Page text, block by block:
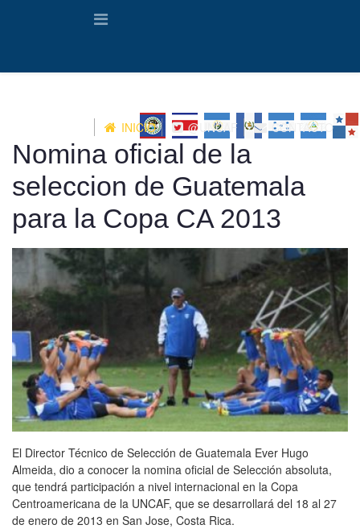
INICIO @UNCAF CONTACTO
Nomina oficial de la
seleccion de Guatemala
para la Copa CA 2013
El Director Técnico de Selección de Guatemala Ever Hugo
Almeida, dio a conocer la nomina oficial de Selección absoluta,
que tendrá participación a nivel internacional en la Copa
Centroamericana de la UNCAF, que se desarrollará del 18 al 27
de enero de 2013 en San Jose, Costa Rica.